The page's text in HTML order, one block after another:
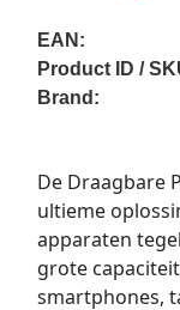
EAN:
Product ID /
Brand:
De Draagbare
ultieme
apparaten
grote
smartphones,